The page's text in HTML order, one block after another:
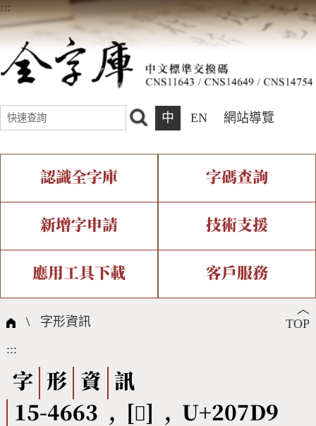
:::
中 EN 網站導覽
認識全字庫
全字庫介紹 全字庫現況
中文碼介紹 專有名詞介紹
國際字碼相關組織
字碼查詢
IDS查詢 部件查詢
複合查詢 注音查詢
筆畫查詢
筆順序查詢
CNS查詢 Unicode查詢
新增字申請
新字申請處理流程
技術支援
字形即時顯示 造字解決方案
全字庫授權 轉碼Web Service
應用工具下載
個人電腦造字處理工具
字形下載
客戶服務
問題集
熱門查詢統計
︿
TOP
\ 字形資訊
:::
字 形 資
訊
15-4663 , [𠟙] , U+207D9